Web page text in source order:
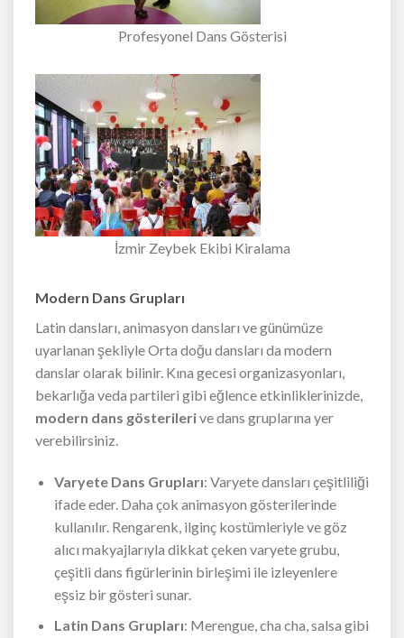
Profesyonel Dans Gösterisi
İzmir Zeybek Ekibi Kiralama
Modern Dans Grupları
Latin dansları, animasyon dansları ve günümüze
uyarlanan şekliyle Orta doğu dansları da modern
danslar olarak bilinir. Kına gecesi organizasyonları,
bekarlığa veda partileri gibi eğlence etkinliklerinizde,
modern dans gösterilerive dans gruplarına yer
verebilirsiniz.
Varyete Dans Grupları: Varyete dansları çeşitliliği
ifade eder. Daha çok animasyon gösterilerinde
kullanılır. Rengarenk, ilginç kostümleriyle ve göz
alıcı makyajlarıyla dikkat çeken varyete grubu,
çeşitli dans figürlerinin birleşimi ile izleyenlere
eşsiz bir gösteri sunar.
Latin Dans Grupları: Merengue, cha cha, salsa gibi